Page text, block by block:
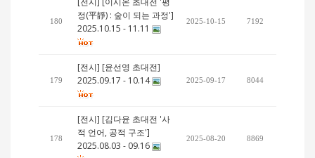
180
정(平靜) : 숲이 되는 과정']
2025.10.15 - 11.11
2025-10-15 7192
179
[전시] [윤선영 초대전]
2025.09.17 - 10.14
2025-09-17 8044
178
[전시] [김다윤 초대전 '사
적 언어, 공적 구조']
2025.08.03 - 09.16
2025-08-20 8869